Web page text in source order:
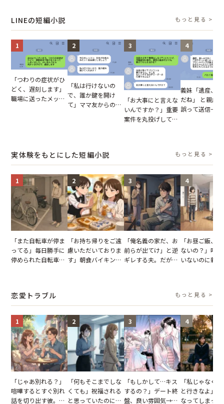
LINEの短編小説 もっと見る >
1
「つわりの症状がひ
どく、遅刻します」
職場に送ったメッセ
2
「私は行けないの
で、誰か鍵を開け
て」ママ友からの
3
「お大事にと言えな
いんですか？」重要
案件を丸投げして休
4
義妹「遺産、
だね」 と親戚
誤って送信→夫
実体験をもとにした短編小説 もっと見る >
1
「また自転車が停ま
ってる」毎日勝手に
停められた自転車。
2
「お持ち帰りをご遠
慮いただいておりま
す」朝食バイキング
3
「俺名義の家だ、お
前らが出てけ」と逆
ギレする夫。だが、
4
「お昼ご飯、
ないの？」呼
いないのに新
恋愛トラブル もっと見る >
1
「じゃあ別れる？」
喧嘩するとすぐ別れ
話を切り出す彼。我
2
「何もそこまでしな
くても」祝福される
と思っていたのに。
3
「もしかして…キス
するの？」デート終
盤、良い雰囲気→彼
4
「私じゃなく
と行きなよ」
なってしまった